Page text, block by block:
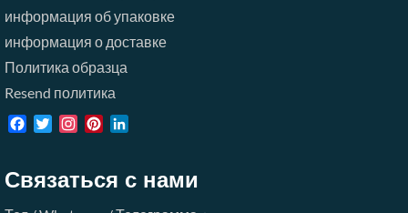
информация об упаковке
информация о доставке
Политика образца
Resend политика
Facebook
TwitterInstagramPinterest
Связаться с нами